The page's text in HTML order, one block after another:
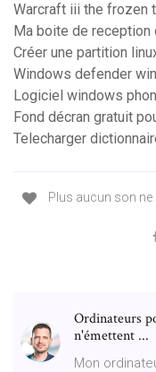
Warcraft iii the frozen
Ma boite de
Créer une partition
Windows defender
Logiciel windows
Fond décran gratuit
Telecharger
Plus aucun son ne
Ordinateurs
n'émettent ...
Mon